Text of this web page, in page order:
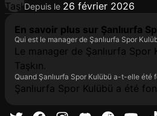
Depuis le 26 février 2026
En savoir plus sur Şanlıurfa
Qui est le manager de Şanlıurfa Spor
Le manager de Şanlıurfa Spor
Taşkın.
Quand Şanlıurfa Spor Kulübü a-t-elle été
Şanlıurfa Spor Kulübü a été